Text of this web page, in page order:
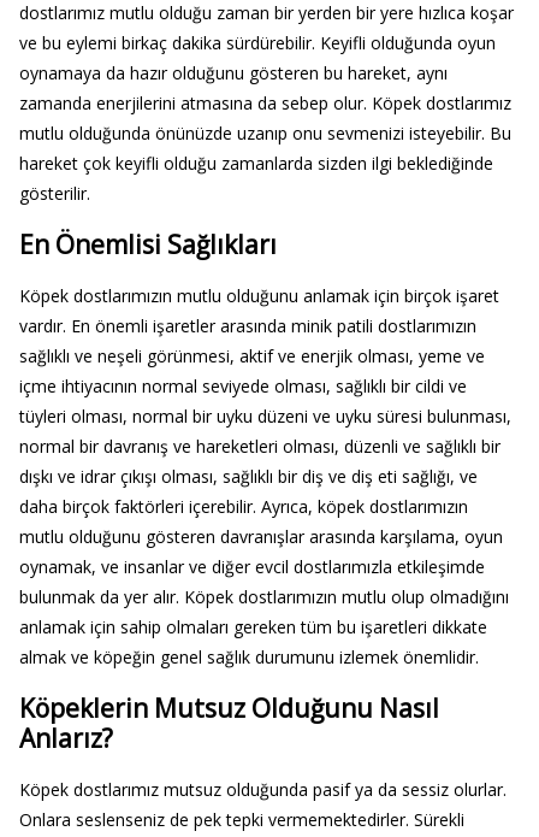
dostlarımız mutlu olduğu zaman bir yerden bir yere hızlıca koşar
ve bu eylemi birkaç dakika sürdürebilir. Keyifli olduğunda oyun
oynamaya da hazır olduğunu gösteren bu hareket, aynı
zamanda enerjilerini atmasına da sebep olur. Köpek dostlarımız
mutlu olduğunda önünüzde uzanıp onu sevmenizi isteyebilir. Bu
hareket çok keyifli olduğu zamanlarda sizden ilgi beklediğinde
gösterilir.
En Önemlisi Sağlıkları
Köpek dostlarımızın mutlu olduğunu anlamak için birçok işaret
vardır. En önemli işaretler arasında minik patili dostlarımızın
sağlıklı ve neşeli görünmesi, aktif ve enerjik olması, yeme ve
içme ihtiyacının normal seviyede olması, sağlıklı bir cildi ve
tüyleri olması, normal bir uyku düzeni ve uyku süresi bulunması,
normal bir davranış ve hareketleri olması, düzenli ve sağlıklı bir
dışkı ve idrar çıkışı olması, sağlıklı bir diş ve diş eti sağlığı, ve
daha birçok faktörleri içerebilir. Ayrıca, köpek dostlarımızın
mutlu olduğunu gösteren davranışlar arasında karşılama, oyun
oynamak, ve insanlar ve diğer evcil dostlarımızla etkileşimde
bulunmak da yer alır. Köpek dostlarımızın mutlu olup olmadığını
anlamak için sahip olmaları gereken tüm bu işaretleri dikkate
almak ve köpeğin genel sağlık durumunu izlemek önemlidir.
Köpeklerin Mutsuz Olduğunu Nasıl
Anlarız?
Köpek dostlarımız mutsuz olduğunda pasif ya da sessiz olurlar.
Onlara seslenseniz de pek tepki vermemektedirler. Sürekli